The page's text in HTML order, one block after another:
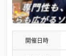
開催日時